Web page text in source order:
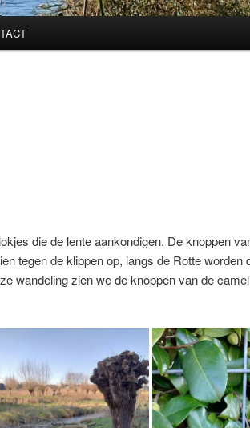
die de lente aankondigen. De knoppen
tegen de klippen op, langs de Rotte worden
wandeling zien we de knoppen van de